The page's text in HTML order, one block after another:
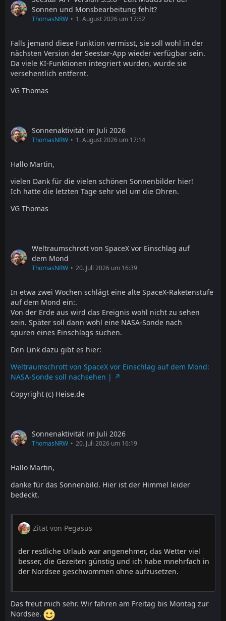
Sonnen und Monsbearbeitung fehlt?
ThomasNRW 1. August 2026 um 17:52
Falls jemand diese Funktion vermisst, sie soll wohl in der
nächsten Version der Seestar-App wieder verfügbar sein.
Da viele KI-Funktionen integriert wurden, wurde sie
versehentlich entfernt.
VG Thomas
Sonnenaktivität im Juli 2026
ThomasNRW 1. August 2026 um 17:14
Hallo Martin,
vielen Dank für die vielen schönen Sonnenbilder hier!
Ich hatte die letzten Tage sehr viel um die Ohren.
VG Thomas
Weltraumschrott von SpaceX vor Einschlag auf
dem Mond
ThomasNRW 20. Juli 2026 um 16:39
In etwa zwei Wochen schlägt eine alte SpaceX-Raketenstufe
auf dem Mond ein:.
Von der Erde aus wird das Ereignis wohl nicht zu sehen
sein. Später soll dann wohl eine NASA-Sonde nach
spuren eines Einschlags suchen.
Den Link dazu gibt es hier:
Weltraumschrott von SpaceX vor Einschlag auf dem Mond:
NASA-Sonde soll nachsehen |
Copyright (c) Heise.de
Sonnenaktivität im Juli 2026
ThomasNRW 20. Juli 2026 um 16:19
Hallo Martin,
danke für das Sonnenbild. Hier ist der Himmel leider
bedeckt.
Zitat von Pegasus
der restliche Urlaub war angenehmer, das Wetter viel
besser, die Gezeiten günstig und ich habe mnehrfach in
der Nordsee geschwommen ohne aufzusetzen.
Das freut mich sehr. Wir fahren am Freitag bis Montag zur
Nordsee.